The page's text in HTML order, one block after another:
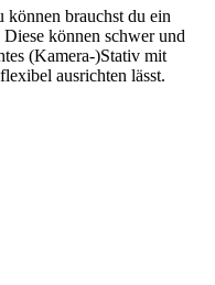
brauchst du ein
können schwer und
(Kamera-)Stativ mit
ausrichten lässt.